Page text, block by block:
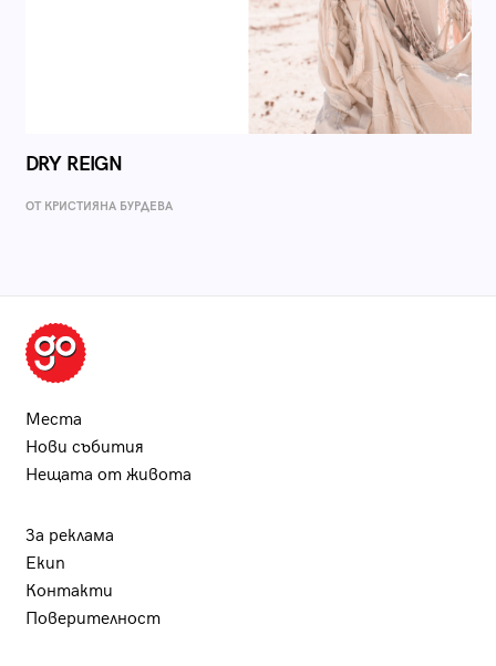
DRY REIGN
ОТ КРИСТИЯНА БУРДЕВА
Места
Нови събития
Нещата от живота
За реклама
Екип
Контакти
Поверителност